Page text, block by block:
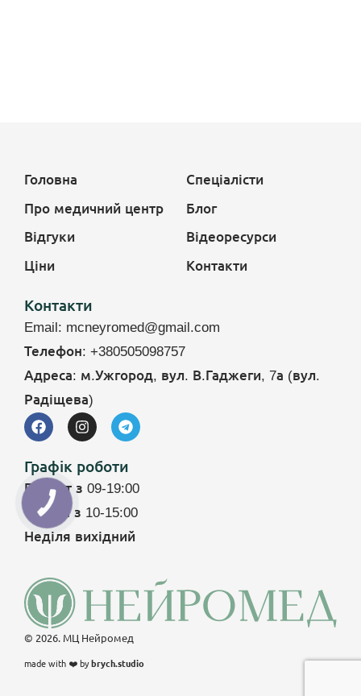
© 2026. МЦ Нейромед
made with ❤️ bybrych.studio
Головна
Про медичний центр
Відгуки
Ціни
Спеціалісти
Блог
Відеоресурси
Контакти
Контакти
Email: mcneyromed@gmail.com
Телефон: +380505098757
Адреса: м.Ужгород, вул. В.Гаджеги, 7а (вул.
Радіщева)
Графік роботи
Пн – пт з 09-19:00
Субота з 10-15:00
Неділя вихідний